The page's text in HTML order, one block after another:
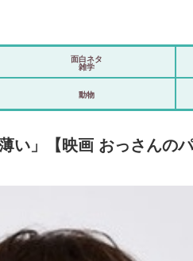
面白ネタ
雑学
動物
い」【映画 おっさんの